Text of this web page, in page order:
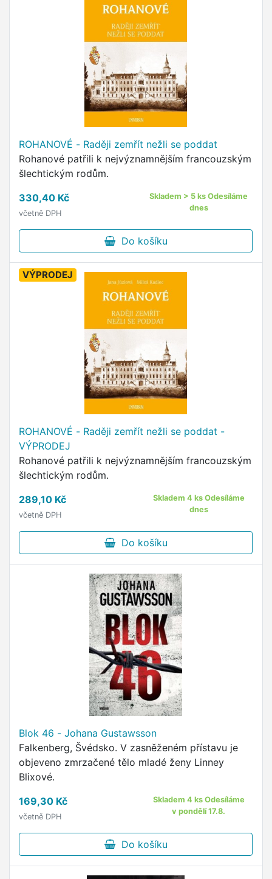
ROHANOVÉ - Raději zemřít nežli se poddat
Rohanové patřili k nejvýznamnějším francouzským
šlechtickým rodům.
330,40 Kč
včetně DPH
Skladem > 5 ks Odesíláme
dnes
Do košíku
VÝPRODEJ
ROHANOVÉ - Raději zemřít nežli se poddat -
VÝPRODEJ
Rohanové patřili k nejvýznamnějším francouzským
šlechtickým rodům.
289,10 Kč
včetně DPH
Skladem 4 ks Odesíláme
dnes
Do košíku
Blok 46 - Johana Gustawsson
Falkenberg, Švédsko. V zasněženém přístavu je
objeveno zmrzačené tělo mladé ženy Linney
Blixové.
169,30 Kč
včetně DPH
Skladem 4 ks Odesíláme
v pondělí 17.8.
Do košíku